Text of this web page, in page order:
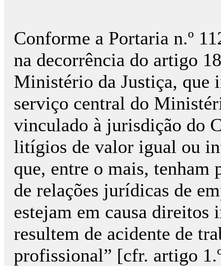
Conforme a Portaria n.º
na decorrência do artigo
Ministério da Justiça, que
serviço central do
vinculado à jurisdição do
litígios de valor igual ou
que, entre o mais, tenham
de relações jurídicas de
estejam em causa direitos
resultem de acidente de
profissional” [cfr. artigo